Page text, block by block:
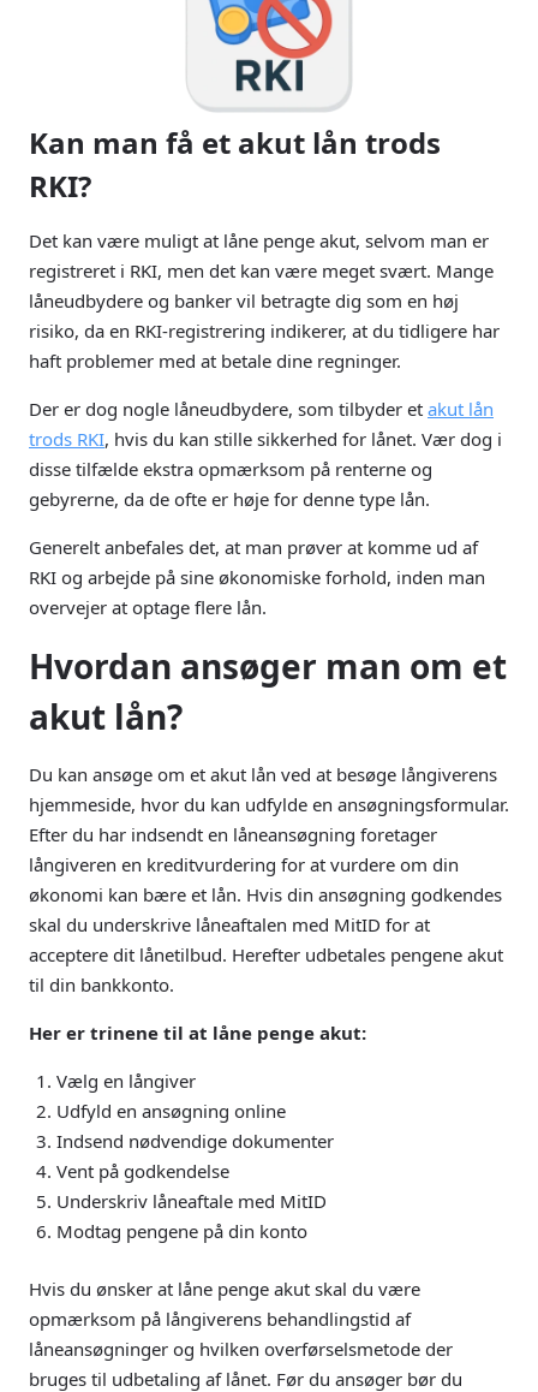
Kan man få et akut lån trods
RKI?
Det kan være muligt at låne penge akut, selvom man er
registreret i RKI, men det kan være meget svært. Mange
låneudbydere og banker vil betragte dig som en høj
risiko, da en RKI-registrering indikerer, at du tidligere har
haft problemer med at betale dine regninger.
Der er dog nogle låneudbydere, som tilbyder et akut lån
trods RKI, hvis du kan stille sikkerhed for lånet. Vær dog i
disse tilfælde ekstra opmærksom på renterne og
gebyrerne, da de ofte er høje for denne type lån.
Generelt anbefales det, at man prøver at komme ud af
RKI og arbejde på sine økonomiske forhold, inden man
overvejer at optage flere lån.
Hvordan ansøger man om et
akut lån?
Du kan ansøge om et akut lån ved at besøge långiverens
hjemmeside, hvor du kan udfylde en ansøgningsformular.
Efter du har indsendt en låneansøgning foretager
långiveren en kreditvurdering for at vurdere om din
økonomi kan bære et lån. Hvis din ansøgning godkendes
skal du underskrive låneaftalen med MitID for at
acceptere dit lånetilbud. Herefter udbetales pengene akut
til din bankkonto.
Her er trinene til at låne penge akut:
Vælg en långiver
Udfyld en ansøgning online
Indsend nødvendige dokumenter
Vent på godkendelse
Underskriv låneaftale med MitID
Modtag pengene på din konto
Hvis du ønsker at låne penge akut skal du være
opmærksom på långiverens behandlingstid af
låneansøgninger og hvilken overførselsmetode der
bruges til udbetaling af lånet. Før du ansøger bør du